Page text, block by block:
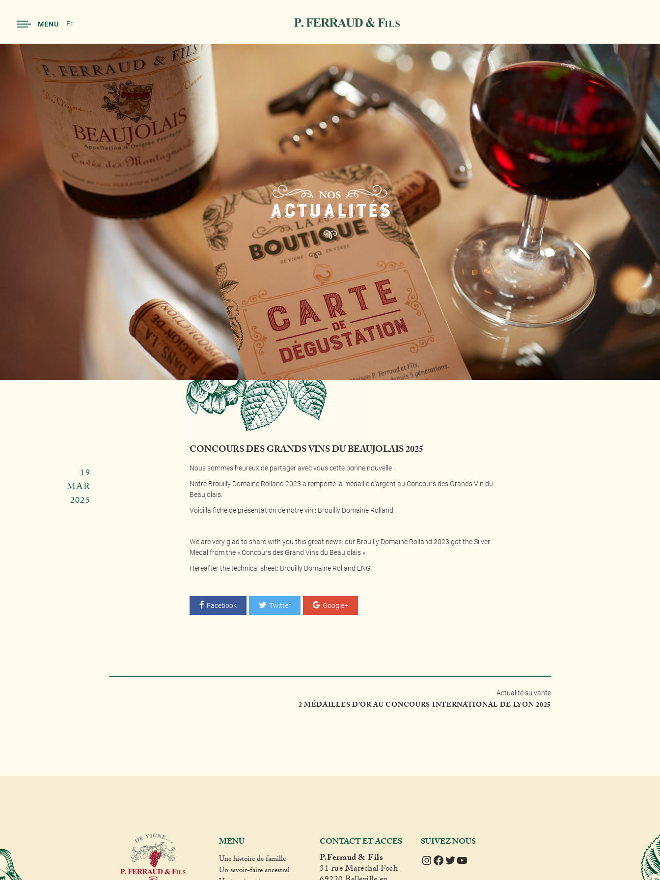
MENU Fr
NOS
ACTUALITÉS
19
MAR
2025
CONCOURS DES GRANDS VINS DU BEAUJOLAIS 2025
Nous sommes heureux de partager avec vous cette bonne nouvelle :
Notre Brouilly Domaine Rolland 2023 a remporté la médaille d’argent au Concours des Grands Vin du
Beaujolais.
Voici la fiche de présentation de notre vin : Brouilly Domaine Rolland
We are very glad to share with you this great news: our Brouilly Domaine Rolland 2023 got the Silver
Medal from the « Concours des Grand Vins du Beaujolais ».
Hereafter the technical sheet: Brouilly Domaine Rolland ENG
Facebook Twitter Google+
Actualité suivante
2 MÉDAILLES D’OR AU CONCOURS INTERNATIONAL DE LYON 2025
MENU
Une histoire de famille
Un savoir-faire ancestral
CONTACT ET ACCES
P.Ferraud & Fils
31 rue Maréchal Foch
SUIVEZ NOUS
Instagram
Facebook
TwitterYouTube